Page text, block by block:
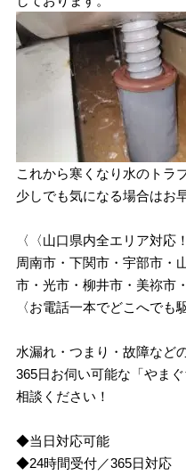
これから寒くなり水のトラ
少しでも気になる場合はお
〈〈山口県内全エリア対応
周南市・下関市・宇部市・
市・光市・柳井市・美祢市
〈お電話一本でどこへでも
水漏れ・つまり・故障など
365日お伺い可能な「やま
相談ください！
◆当日対応可能
◆24時間受付／365日対応